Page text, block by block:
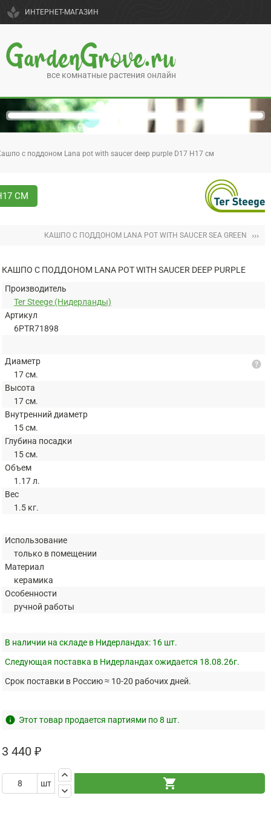
spa ИНТЕРНЕТ-МАГАЗИН
GardenGrove.ru
все комнатные растения онлайн
с поддоном Lana pot with saucer deep purple D17 H17 см
СМ
КАШПО С ПОДДОНОМ LANA POT WITH SAUCER SEA GREEN ›››
КАШПО С ПОДДОНОМ LANA POT WITH SAUCER DEEP PURPLE
Производитель
Ter Steege (Нидерланды)
Артикул
6PTR71898
Диаметр
17 см.
Высота
17 см.
Внутренний диаметр
15 см.
Глубина посадки
15 см.
Объем
1.17 л.
Вес
1.5 кг.
help
Использование
только в помещении
Материал
керамика
Особенности
ручной работы
В наличии на складе в Нидерландах: 16 шт.
Следующая поставка в Нидерландах ожидается 18.08.26г.
Срок поставки в Россию ≈ 10-20 рабочих дней.
info Этот товар продается партиями по 8 шт.
3 440 ₽
шт
keyboard_arrow_up
keyboard_arrow_down
shopping_cart